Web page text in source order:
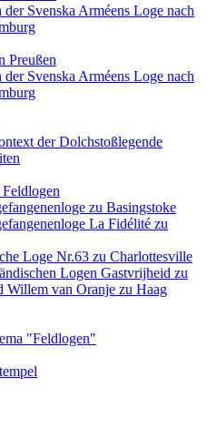
Svenska Arméens Loge nach
Preußen
Svenska Arméens Loge nach
der Dolchstoßlegende
zu Basingstoke
La Fidélité zu
Loge Nr.63 zu Charlottesville
Logen Gastvrijheid zu
Willem van Oranje zu Haag
"Feldlogen"